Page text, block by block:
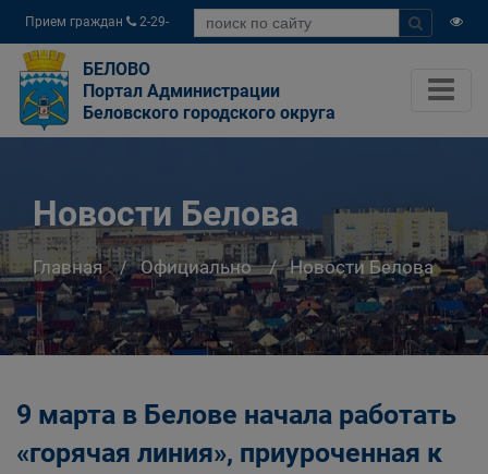
Прием граждан
2-29-
04
БЕЛОВО
Портал Администрации
Беловского городского округа
Новости Белова
Главная Официально Новости Белова
9 марта в Белове начала работать
«горячая линия», приуроченная к